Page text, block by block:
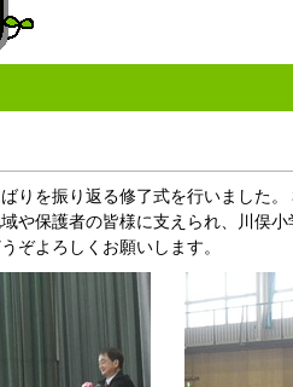
りを振り返る修了式を行いました
や保護者の皆様に支えられ、川俣
ぞよろしくお願いします。